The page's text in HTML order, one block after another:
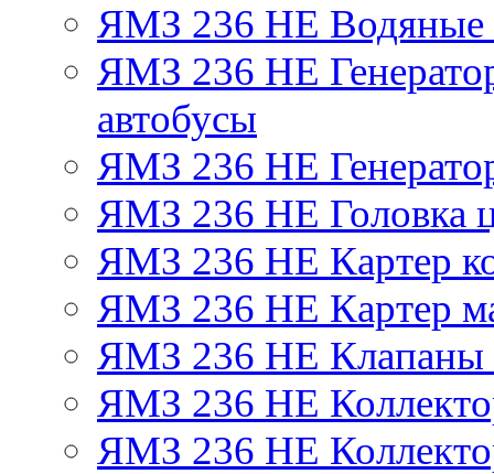
ЯМЗ 236 НЕ Водяные
ЯМЗ 236 НЕ
автобусы
ЯМЗ 236 НЕ
ЯМЗ 236 НЕ Головка
ЯМЗ 236 НЕ Картер
ЯМЗ 236 НЕ Картер
ЯМЗ 236 НЕ Клапаны
ЯМЗ 236 НЕ
ЯМЗ 236 НЕ